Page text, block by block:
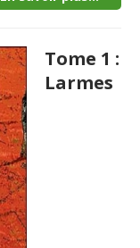
Tome 1 :
Larmes